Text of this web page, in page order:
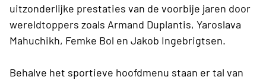
uitzonderlijke prestaties van de voorbije jaren door
wereldtoppers zoals Armand Duplantis, Yaroslava
Mahuchikh, Femke Bol en Jakob Ingebrigtsen.
Behalve het sportieve hoofdmenu staan er tal van